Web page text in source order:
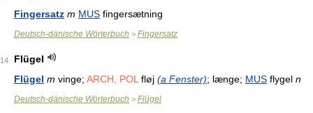
Fingersatz m MUS fingersætning
Deutsch-dänische Wörterbuch > Fingersatz
14
Flügel
Flügel m vinge; ARCH, POL fløj (a Fenster); længe; MUS flygel n
Deutsch-dänische Wörterbuch > Flügel